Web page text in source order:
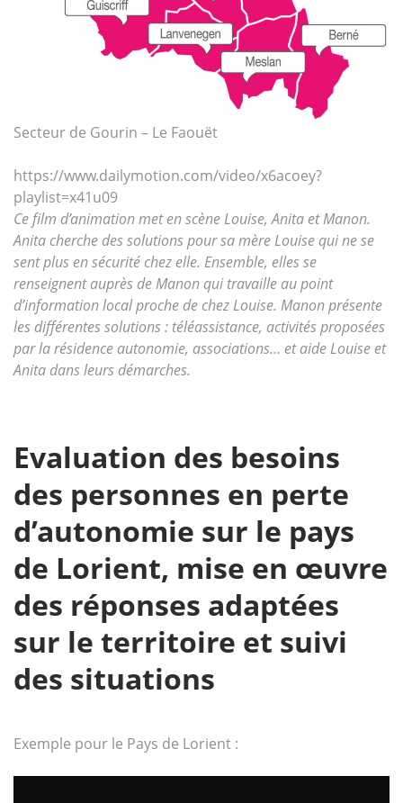
Secteur de Gourin – Le Faouët
https://www.dailymotion.com/video/x6acoey?
playlist=x41u09
Ce film d’animation met en scène Louise, Anita et Manon.
Anita cherche des solutions pour sa mère Louise qui ne se
sent plus en sécurité chez elle. Ensemble, elles se
renseignent auprès de Manon qui travaille au point
d’information local proche de chez Louise. Manon présente
les différentes solutions : téléassistance, activités proposées
par la résidence autonomie, associations… et aide Louise et
Anita dans leurs démarches.
Evaluation des besoins
des personnes en perte
d’autonomie sur le pays
de Lorient, mise en œuvre
des réponses adaptées
sur le territoire et suivi
des situations
Exemple pour le Pays de Lorient :